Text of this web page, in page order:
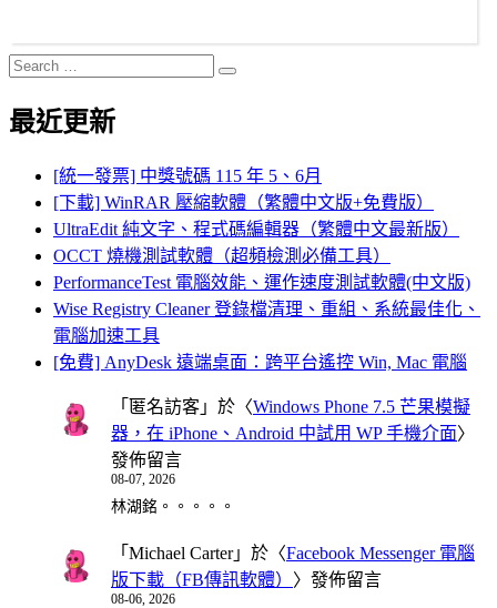
Search
for:
Search
最近更新
[統一發票] 中獎號碼 115 年 5、6月
[下載] WinRAR 壓縮軟體（繁體中文版+免費版）
UltraEdit 純文字、程式碼編輯器（繁體中文最新版）
OCCT 燒機測試軟體（超頻檢測必備工具）
PerformanceTest 電腦效能、運作速度測試軟體(中文版)
Wise Registry Cleaner 登錄檔清理、重組、系統最佳化、
電腦加速工具
[免費] AnyDesk 遠端桌面：跨平台遙控 Win, Mac 電腦
「 匿名訪客 」於〈Windows Phone 7.5 芒果模擬
器，在 iPhone、Android 中試用 WP 手機介面〉
發佈留言
08-07, 2026
林湖銘。。。。。
「 Michael Carter」於〈Facebook Messenger 電腦
版下載（FB傳訊軟體） 〉發佈留言
08-06, 2026